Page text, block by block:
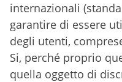
internazionali
garantire di essere
degli utenti,
Si, perché proprio
quella oggetto di